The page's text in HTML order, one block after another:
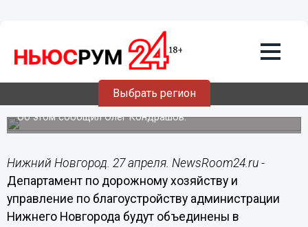
Выбрать регион
Департамент по дорожному хозяйству
и благоустройству создадут в
администрации Нижнего Новгорода
Об этом сообщил Олег Кондрашов.
Нижний Новгород. 27 апреля. NewsRoom24.ru -
Департамент по дорожному хозяйству и
управление по благоустройству администрации
Нижнего Новгорода будут объединены в